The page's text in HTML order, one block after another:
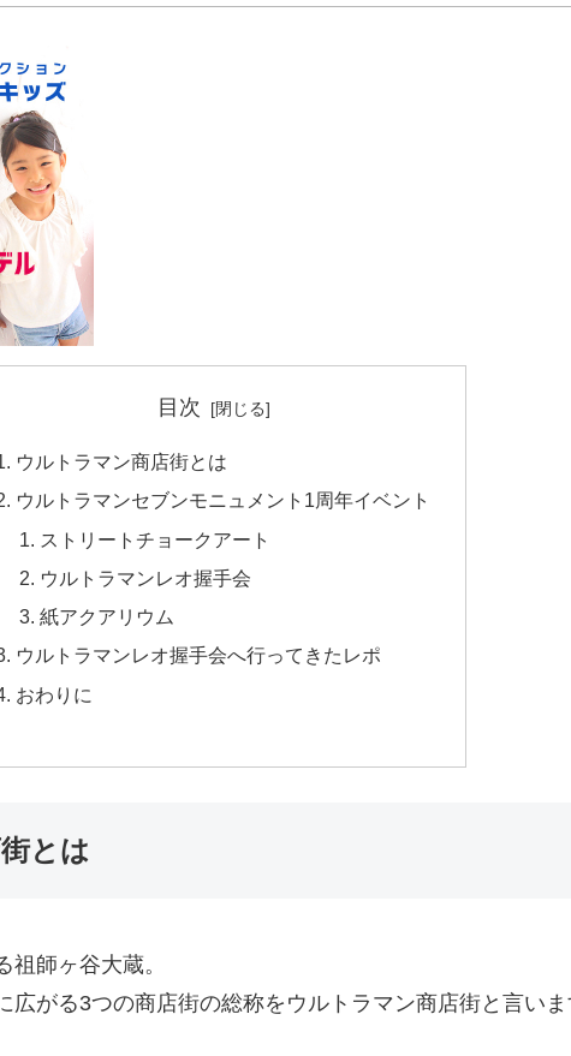
目次
ウルトラマン商店街とは
ウルトラマンセブンモニュメント1周年イベント
ストリートチョークアート
ウルトラマンレオ握手会
紙アクアリウム
ウルトラマンレオ握手会へ行ってきたレポ
おわりに
とは
祖師ヶ谷大蔵。
広がる3つの商店街の総称をウルトラマン商店街と言いま